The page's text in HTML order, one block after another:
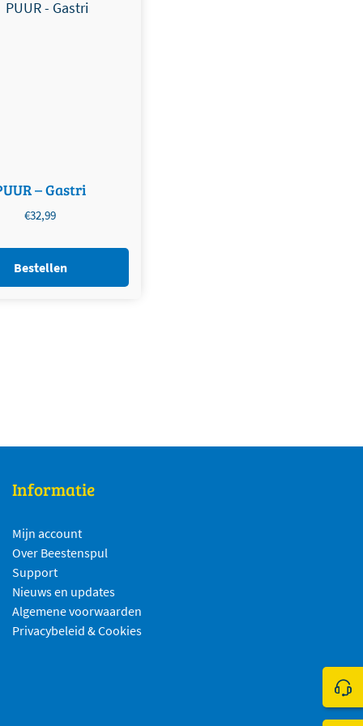
– Gastri
€32,99
Bestellen
Informatie
Mijn account
Over Beestenspul
Support
Nieuws en updates
Algemene voorwaarden
Privacybeleid & Cookies
Klik